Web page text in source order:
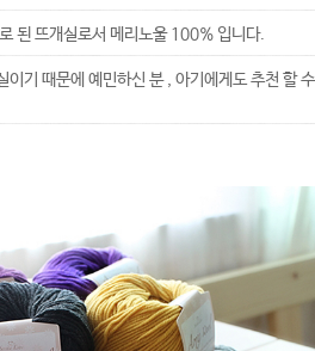
된 뜨개실로서 메리노울 100% 입니다.
이기 때문에 예민하신 분 , 아기에게도 추천 할 수